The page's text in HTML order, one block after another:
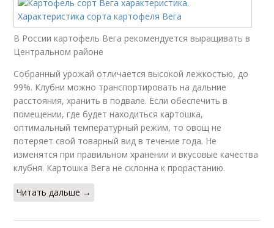
В России картофель Вега рекомендуется выращивать в
Центральном районе
Собранный урожай отличается высокой лежкостью, до
99%. Клубни можно транспортировать на дальние
расстояния, хранить в подвале. Если обеспечить в
помещении, где будет находиться картошка,
оптимальный температурный режим, то овощ не
потеряет свой товарный вид в течение года. Не
изменятся при правильном хранении и вкусовые качества
клубня. Картошка Вега не склонна к прорастанию.
Читать дальше →